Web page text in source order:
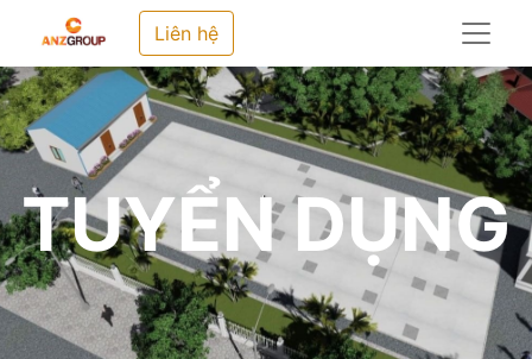
Liên hệ
TUYỂN DỤNG